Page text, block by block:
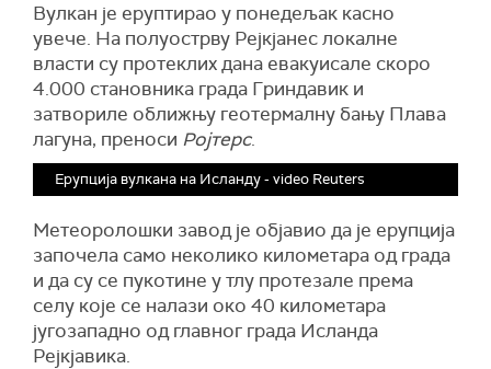
Вулкан је еруптирао у понедељак касно
увече. На полуострву Рејкјанес локалне
власти су протеклих дана евакуисале скоро
4.000 становника града Гриндавик и
затвориле оближњу геотермалну бању Плава
лагуна, преноси Ројтерс.
Ерупција вулкана на Исланду - video Reuters
Метеоролошки завод је објавио да је ерупција
започела само неколико километара од града
и да су се пукотине у тлу протезале према
селу које се налази око 40 километара
југозападно од главног града Исланда
Рејкјавика.